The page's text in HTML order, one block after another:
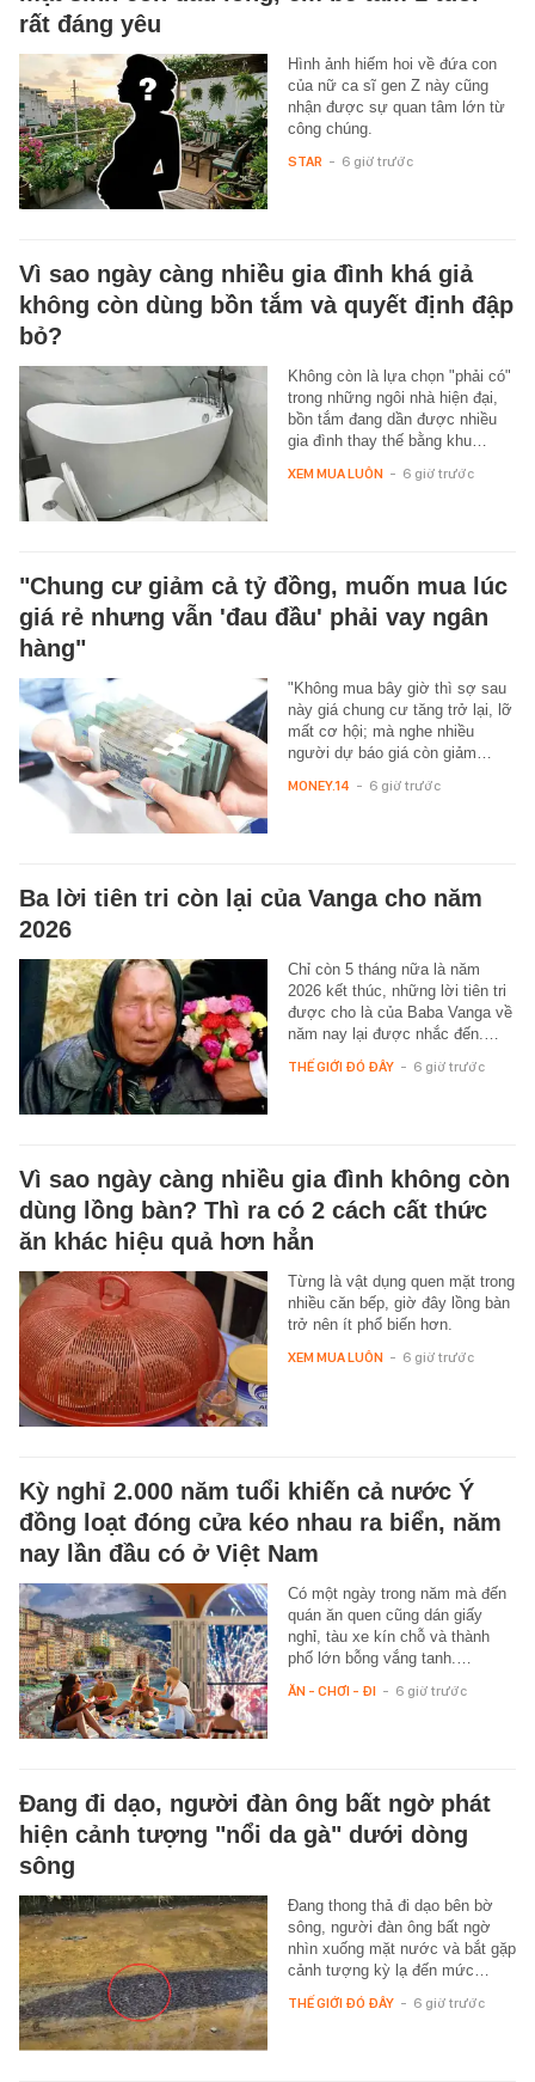
rất đáng yêu
Hình ảnh hiếm hoi về đứa con
của nữ ca sĩ gen Z này cũng
nhận được sự quan tâm lớn từ
công chúng.
STAR - 6 giờ trước
Vì sao ngày càng nhiều gia đình khá giả
không còn dùng bồn tắm và quyết định đập
bỏ?
Không còn là lựa chọn "phải có"
trong những ngôi nhà hiện đại,
bồn tắm đang dần được nhiều
gia đình thay thế bằng khu…
XEM MUA LUÔN - 6 giờ trước
"Chung cư giảm cả tỷ đồng, muốn mua lúc
giá rẻ nhưng vẫn 'đau đầu' phải vay ngân
hàng"
"Không mua bây giờ thì sợ sau
này giá chung cư tăng trở lại, lỡ
mất cơ hội; mà nghe nhiều
người dự báo giá còn giảm…
MONEY.14 - 6 giờ trước
Ba lời tiên tri còn lại của Vanga cho năm
2026
Chỉ còn 5 tháng nữa là năm
2026 kết thúc, những lời tiên tri
được cho là của Baba Vanga về
năm nay lại được nhắc đến.…
THẾ GIỚI ĐÓ ĐÂY - 6 giờ trước
Vì sao ngày càng nhiều gia đình không còn
dùng lồng bàn? Thì ra có 2 cách cất thức
ăn khác hiệu quả hơn hẳn
Từng là vật dụng quen mặt trong
nhiều căn bếp, giờ đây lồng bàn
trở nên ít phổ biến hơn.
XEM MUA LUÔN - 6 giờ trước
Kỳ nghỉ 2.000 năm tuổi khiến cả nước Ý
đồng loạt đóng cửa kéo nhau ra biển, năm
nay lần đầu có ở Việt Nam
Có một ngày trong năm mà đến
quán ăn quen cũng dán giấy
nghỉ, tàu xe kín chỗ và thành
phố lớn bỗng vắng tanh.…
ĂN - CHƠI - ĐI - 6 giờ trước
Đang đi dạo, người đàn ông bất ngờ phát
hiện cảnh tượng "nổi da gà" dưới dòng
sông
Đang thong thả đi dạo bên bờ
sông, người đàn ông bất ngờ
nhìn xuống mặt nước và bắt gặp
cảnh tượng kỳ lạ đến mức…
THẾ GIỚI ĐÓ ĐÂY - 6 giờ trước